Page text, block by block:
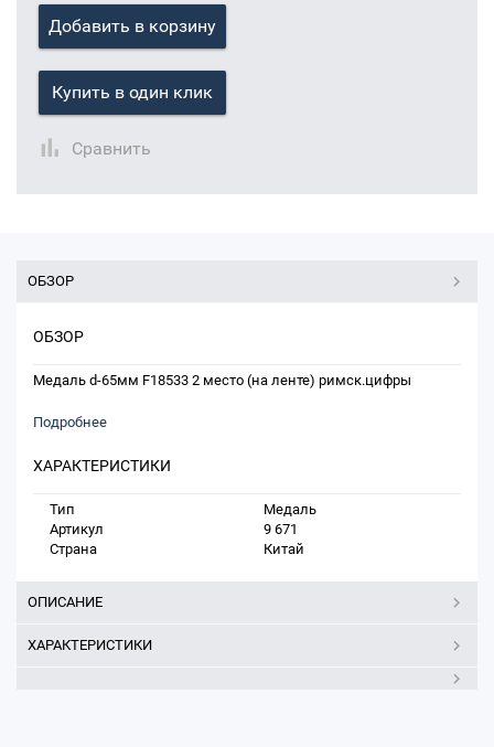
Добавить в корзину
Купить в один клик
Сравнить
ОБЗОР
ОБЗОР
Медаль d-65мм F18533 2 место (на ленте) римск.цифры
Подробнее
ХАРАКТЕРИСТИКИ
Тип
Медаль
Артикул
9 671
Страна
Китай
ОПИСАНИЕ
ХАРАКТЕРИСТИКИ